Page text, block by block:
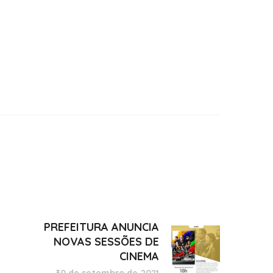
PREFEITURA ANUNCIA
NOVAS SESSÕES DE
CINEMA